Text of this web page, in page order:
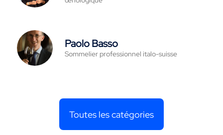
Paolo Basso
Sommelier professionnel italo-suisse
Toutes les catégories